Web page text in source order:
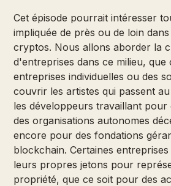
Cet épisode pourrait intéresser
impliquée de près ou de loin
cryptos. Nous allons aborder la
d'entreprises dans ce milieu, que
entreprises individuelles ou des
couvrir les artistes qui passent
les développeurs travaillant pour
des organisations autonomes
encore pour des fondations
blockchain. Certaines
leurs propres jetons pour
propriété, que ce soit pour des